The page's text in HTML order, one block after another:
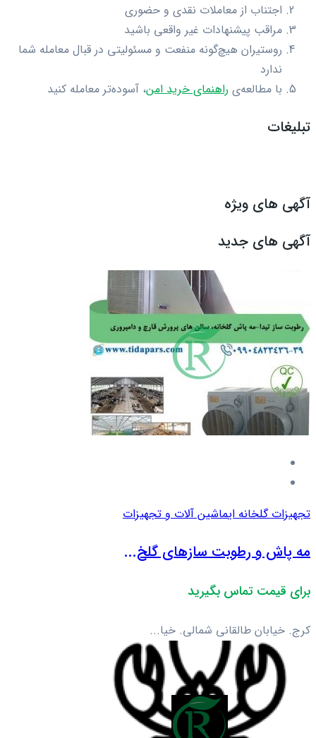
اجتناب از معاملات نقدی و حضوری
مراقب پیشنهادات غیر واقعی باشید
روستیران هیچ‌گونه منفعت و مسئولیتی در قبال معامله شما
ندارد
با مطالعه‌ی راهنمای خرید امن، آسوده‌تر معامله کنید
تبلیغات
آگهی های ویژه
آگهی های جدید
تجهیزات گلخانه ایماشین آلات و تجهیزات
مه پاش و رطوبت سازهای گلخ...
برای قیمت تماس بگیرید
کرج. خیابان طالقانی شمالی. خیا...